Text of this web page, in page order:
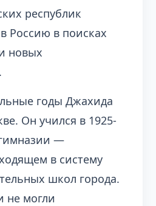
республик
Россию в поисках
новых
годы Джахида
Он учился в 1925-
—
в систему
школ города.
не могли